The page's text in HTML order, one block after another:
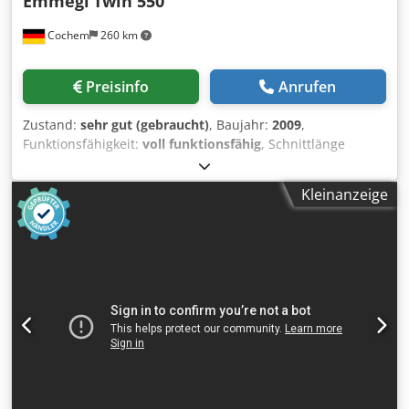
Cochem 260 km
Preisinfo Anrufen
Zustand: sehr gut (gebraucht), Baujahr: 2009,
Funktionsfähigkeit: voll funktionsfähig, Schnittlänge
, Vorschublänge X-Achse:
Sägeblattdurchmesser:550 mm, Gesamtlänge:7.500 mm,
Sägeblattgeschwindigkeit:
Eingangsspannung:
Sägeblattbohrung:
Elektronische Steuerung aller Gehrungen über Brushless-
Motor von 45° (innen) bis 22°30’ (außen) mit einer Präzision
von 240 Positionen pro Grad. Die Maschine verfügt über
Kleinanzeige